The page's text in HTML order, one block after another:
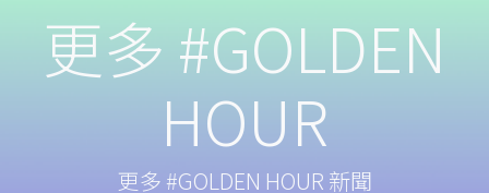
更多 #GOLDEN
HOUR
更多 #GOLDEN HOUR 新聞